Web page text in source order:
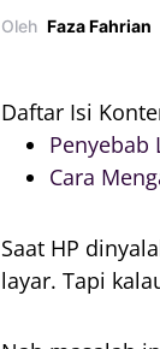
Oleh Faza Fahrian
Daftar Isi
Penyebab
Cara
Saat HP
layar. Tapi